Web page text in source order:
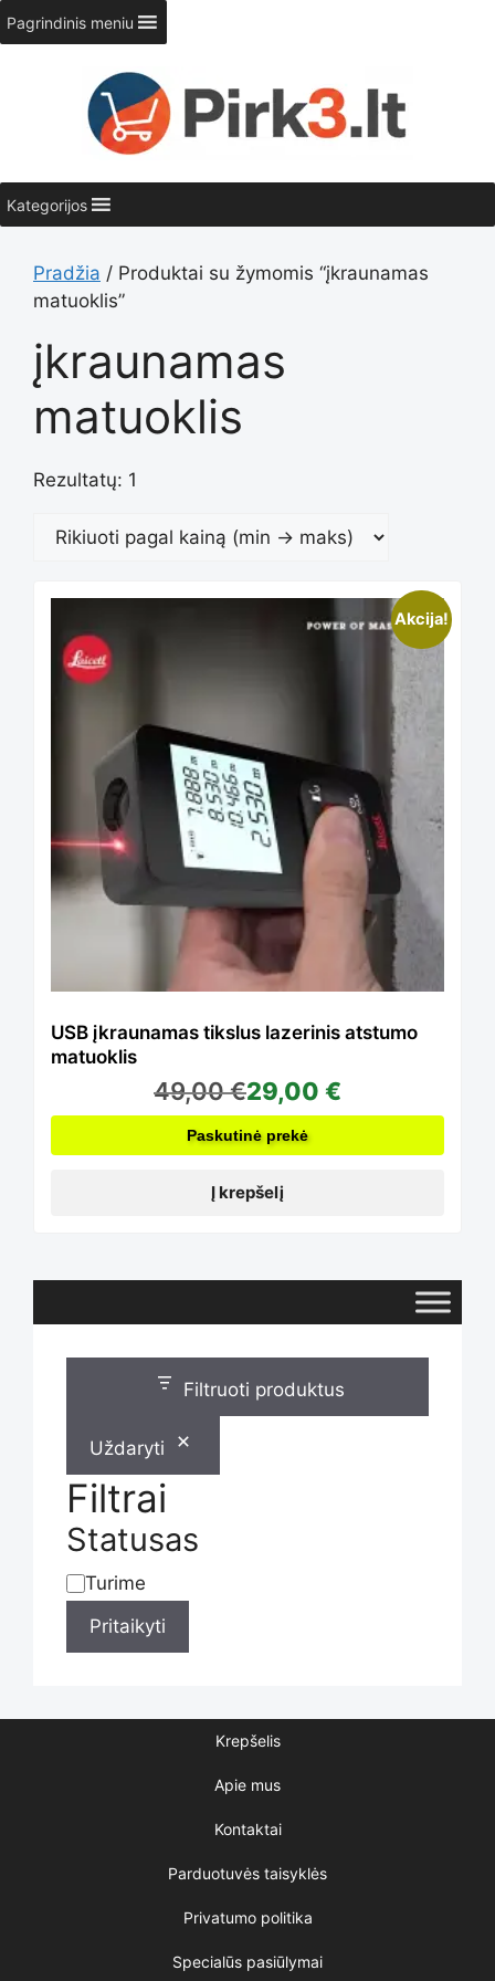
Pereiti
prie
turinio
Pagrindinis meniu
Kategorijos
Pradžia / Produktai su žymomis “įkraunamas
matuoklis”
įkraunamas
matuoklis
Rezultatų: 1
Akcija!
USB įkraunamas tikslus lazerinis atstumo
matuoklis
49,00€29,00 €
Paskutinė prekė
Į krepšelį
Filtruoti produktus
Uždaryti
Filtrai
Statusas
Statusas
Turime
Pritaikyti
Krepšelis
Apie mus
Kontaktai
Parduotuvės taisyklės
Privatumo politika
Specialūs pasiūlymai